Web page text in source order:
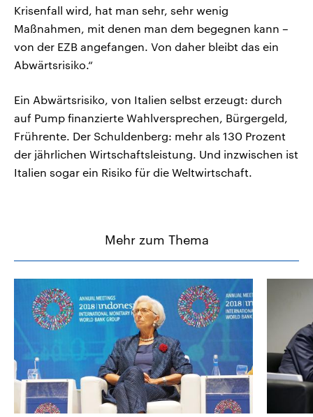
Krisenfall wird, hat man sehr, sehr wenig
Maßnahmen, mit denen man dem begegnen kann –
von der EZB angefangen. Von daher bleibt das ein
Abwärtsrisiko.“
Ein Abwärtsrisiko, von Italien selbst erzeugt: durch
auf Pump finanzierte Wahlversprechen, Bürgergeld,
Frührente. Der Schuldenberg: mehr als 130 Prozent
der jährlichen Wirtschaftsleistung. Und inzwischen ist
Italien sogar ein Risiko für die Weltwirtschaft.
Mehr zum Thema